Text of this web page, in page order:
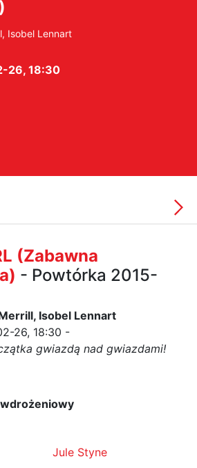
Isobel Lennart
26, 18:30
(Zabawna
- Powtórka 2015-
Isobel Lennart
26, 18:30 -
gwiazdą nad gwiazdami!
wdrożeniowy
Jule Styne